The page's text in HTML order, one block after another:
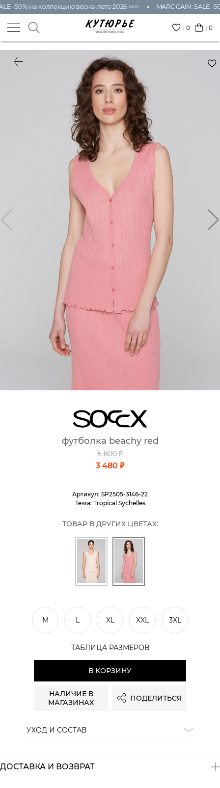
-50% на коллекцию весна-лето 2026 >>> MARC CAIN: SALE -
:0 : 0
футболка beachy red
5 800 ₽
3 480 ₽
Артикул: SP2505-3146-22
Тема: Tropical Sychelles
ТОВАР В ДРУГИХ ЦВЕТАХ:
M L XL XXL 3XL
ТАБЛИЦА РАЗМЕРОВ
В КОРЗИНУ
НАЛИЧИЕ В
МАГАЗИНАХ
ПОДЕЛИТЬСЯ
УХОД И СОСТАВ
ДОСТАВКА И ВОЗВРАТ